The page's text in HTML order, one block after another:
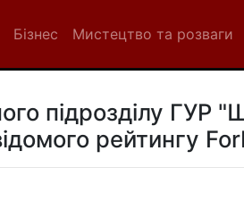
Бізнес Мистецтво та розваги
підрозділу ГУР
рейтингу